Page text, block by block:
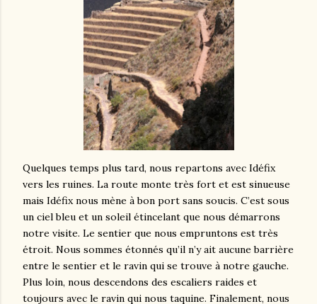
Quelques temps plus tard, nous repartons avec Idéfix
vers les ruines. La route monte très fort et est sinueuse
mais Idéfix nous mène à bon port sans soucis. C’est sous
un ciel bleu et un soleil étincelant que nous démarrons
notre visite. Le sentier que nous empruntons est très
étroit. Nous sommes étonnés qu’il n’y ait aucune barrière
entre le sentier et le ravin qui se trouve à notre gauche.
Plus loin, nous descendons des escaliers raides et
toujours avec le ravin qui nous taquine. Finalement, nous